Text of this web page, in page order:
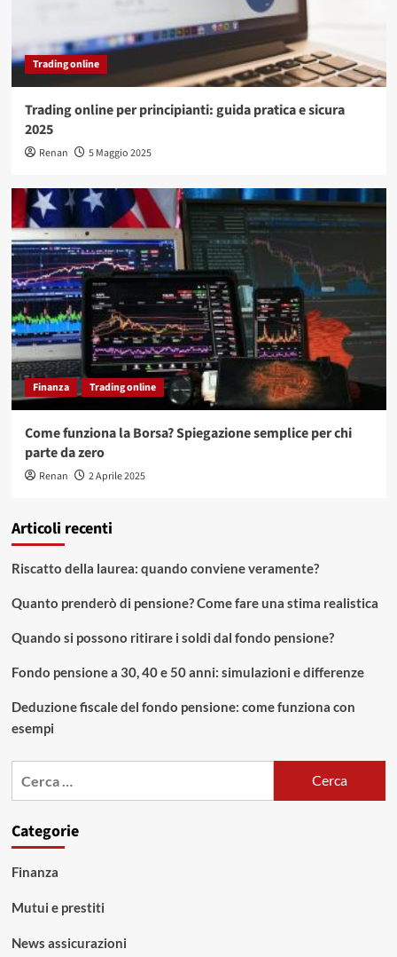
Trading online
Trading online per principianti: guida pratica e sicura
2025
Renan 5 Maggio 2025
Finanza Trading online
Come funziona la Borsa? Spiegazione semplice per chi
parte da zero
Renan 2 Aprile 2025
Articoli recenti
Riscatto della laurea: quando conviene veramente?
Quanto prenderò di pensione? Come fare una stima realistica
Quando si possono ritirare i soldi dal fondo pensione?
Fondo pensione a 30, 40 e 50 anni: simulazioni e differenze
Deduzione fiscale del fondo pensione: come funziona con
esempi
Categorie
Finanza
Mutui e prestiti
News assicurazioni